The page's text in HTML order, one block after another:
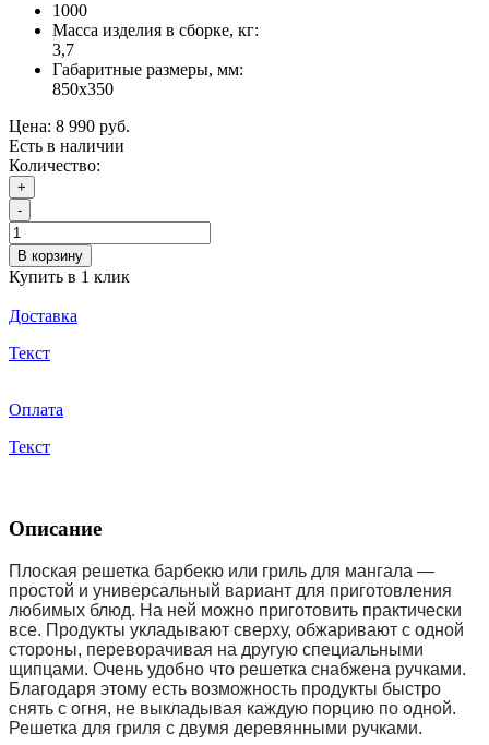
1000
Масса изделия в сборке, кг:
3,7
Габаритные размеры, мм:
850х350
Цена: 8 990 руб.
Есть в наличии
Количество:
+
-
В корзину
Купить в 1 клик
Доставка
Текст
Оплата
Текст
Описание
Плоская решетка барбекю или гриль для мангала —
простой и универсальный вариант для приготовления
любимых блюд. На ней можно приготовить практически
все. Продукты укладывают сверху, обжаривают с одной
стороны, переворачивая на другую специальными
щипцами. Очень удобно что решетка снабжена ручками.
Благодаря этому есть возможность продукты быстро
снять с огня, не выкладывая каждую порцию по одной.
Решетка для гриля с двумя деревянными ручками.